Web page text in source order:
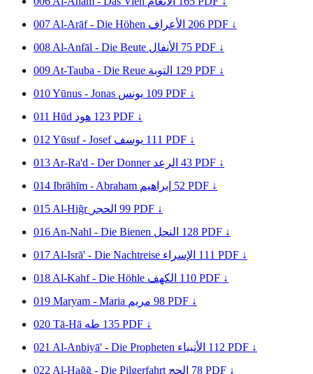
007 Al-Arāf - Die Höhen الأعراف 206 PDF ↓
008 Al-Anfāl - Die Beute الأنفال 75 PDF ↓
009 At-Tauba - Die Reue التوبة 129 PDF ↓
010Yūnus - Jonas يونس 109 PDF ↓
011 Hūd هود 123 PDF ↓
012 Yūsuf - Josef يوسف 111 PDF ↓
013 Ar-Ra'd - Der Donner الرعد 43 PDF ↓
014 Ibrāhīm - Abraham إبراهيم 52 PDF ↓
015 Al-Hiğr الحجر 99 PDF ↓
016 An-Nahl - Die Bienen النحل 128 PDF ↓
017 Al-Isrā' - Die Nachtreise الإسراء 111 PDF ↓
018 Al-Kahf - Die Höhle الكهف 110 PDF ↓
019 Maryam - Maria مريم 98 PDF ↓
020 Tā-Hā طه 135 PDF ↓
021 Al-Anbiyā' - Die Propheten الأنبياء 112 PDF ↓
022 Al-Hağğ - Die Pilgerfahrt الحج 78 PDF ↓